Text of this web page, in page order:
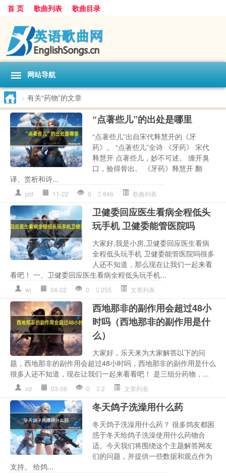
首 页 歌曲列表 歌曲目录
网站导航
> 有关“药物”的文章
“点著些儿”的出处是哪里
“点著些儿”出自宋代释慧开的《牙
药》。 “点著些儿”全诗 《牙药》 宋代
释慧开 点著些儿，妙不可述。 缠开臭
口，验得骨出。 《牙药》释慧开 翻
译、赏析和诗...
jzd 11-22 0 846 歌曲列表
卫健委回应医生看病全程低头
玩手机 卫健委能管医院吗
大家好,我是小房,卫健委回应医生看病
全程低头玩手机 卫健委能管医院吗很多
人还不知道，那么现在让我们一起来看
看吧！ 一、卫健委回应医生看病全程低头玩手机...
wj 04-22 0 255 文章列表
西地那非的副作用会超过48小
时吗（西地那非的副作用是什
么）
大家好，乐天来为大家解答以下的问
题，西地那非的副作用会超过48小时吗，西地那非的副作用是什么
很多人还不知道，现在让我们一起来看看吧！ 是三组分药物，...
xd 03-09 0 2 文章列表
冬天鸽子洗澡用什么药
冬天鸽子洗澡用什么药？ 很多鸽友都困
惑于冬天给鸽子洗澡使用什么药物合
适。今天我们将围绕这个主题解答网友
们的问题，并提供一些数据和观点作为
支持。 给鸽...